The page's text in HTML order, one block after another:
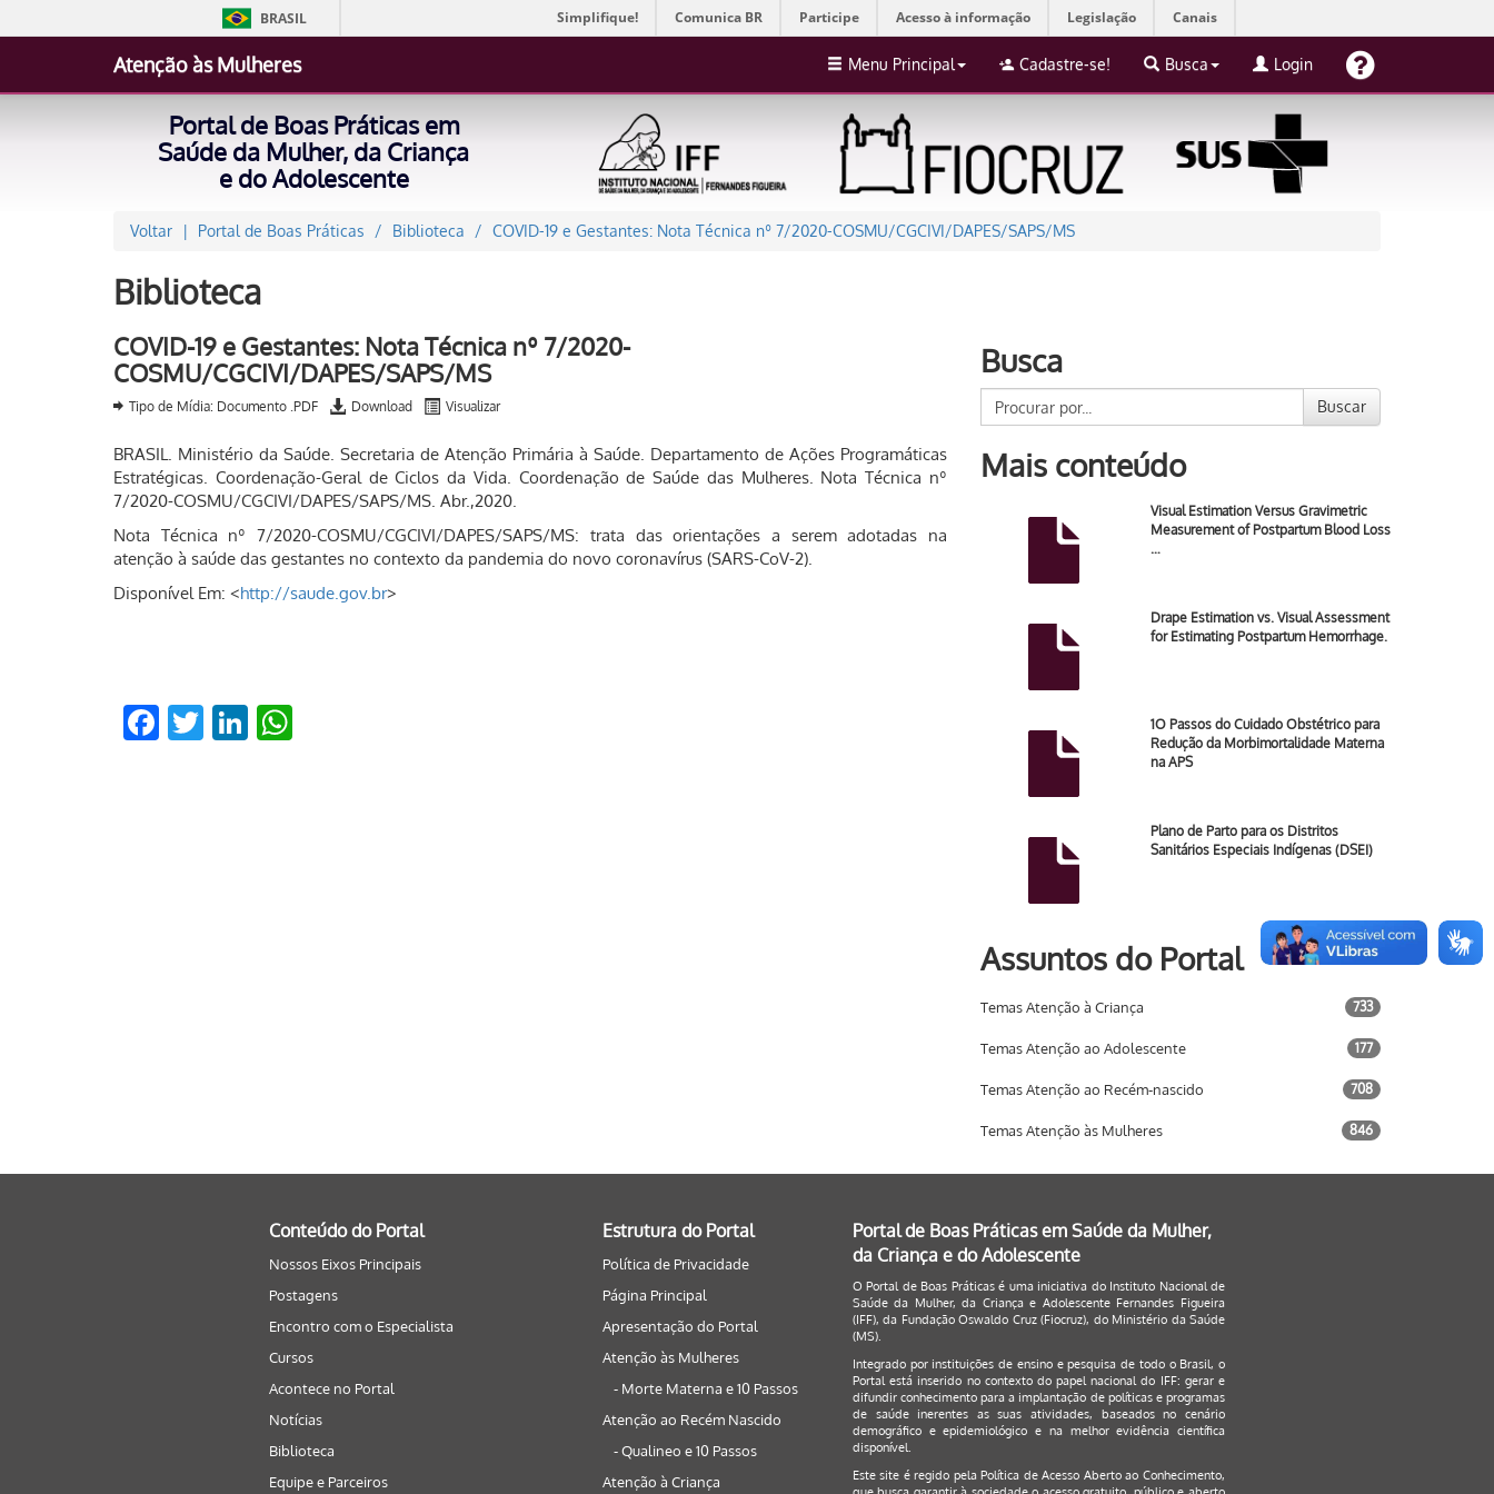
BRASIL Simplifique! Comunica BR Participe Acesso à informação Legislação Canais
Atenção às Mulheres Menu Principal Cadastre-se! Busca Login
Portal de Boas Práticas em
Saúde da Mulher, da Criança
e do Adolescente
Voltar Portal de Boas Práticas Biblioteca COVID-19 e Gestantes: Nota Técnica nº 7/2020-COSMU/CGCIVI/DAPES/SAPS/MS
Biblioteca
COVID-19 e Gestantes: Nota Técnica nº 7/2020-
COSMU/CGCIVI/DAPES/SAPS/MS
Tipo de Mídia: Documento .PDF Download Visualizar
BRASIL. Ministério da Saúde. Secretaria de Atenção Primária à Saúde. Departamento de Ações Programáticas
Estratégicas. Coordenação-Geral de Ciclos da Vida. Coordenação de Saúde das Mulheres. Nota Técnica nº
7/2020-COSMU/CGCIVI/DAPES/SAPS/MS. Abr.,2020.
Nota Técnica nº 7/2020-COSMU/CGCIVI/DAPES/SAPS/MS: trata das orientações a serem adotadas na
atenção à saúde das gestantes no contexto da pandemia do novo coronavírus (SARS-CoV-2).
Disponível Em: <http://saude.gov.br>
Facebook
TwitterLinkedIn
Busca
Buscar
Mais conteúdo
Visual Estimation Versus Gravimetric
Measurement of Postpartum Blood Loss
…
Drape Estimation vs. Visual Assessment
for Estimating Postpartum Hemorrhage.
1O Passos do Cuidado Obstétrico para
Redução da Morbimortalidade Materna
na APS
Plano de Parto para os Distritos
Sanitários Especiais Indígenas (DSEI)
Assuntos do Portal
Temas Atenção à Criança 733
Temas Atenção ao Adolescente 177
Temas Atenção ao Recém-nascido 708
Temas Atenção às Mulheres 846
Conteúdo do Portal
Nossos Eixos Principais
Postagens
Encontro com o Especialista
Cursos
Acontece no Portal
Notícias
Biblioteca
Equipe e Parceiros
Estrutura do Portal
Política de Privacidade
Página Principal
Apresentação do Portal
Atenção às Mulheres
- Morte Materna e 10 Passos
Atenção ao Recém Nascido
- Qualineo e 10 Passos
Atenção à Criança
Portal de Boas Práticas em Saúde da Mulher,
da Criança e do Adolescente
O Portal de Boas Práticas é uma iniciativa do Instituto Nacional de
Saúde da Mulher, da Criança e Adolescente Fernandes Figueira
(IFF), da Fundação Oswaldo Cruz (Fiocruz), do Ministério da Saúde
(MS).
Integrado por instituições de ensino e pesquisa de todo o Brasil, o
Portal está inserido no contexto do papel nacional do IFF: gerar e
difundir conhecimento para a implantação de políticas e programas
de saúde inerentes as suas atividades, baseados no cenário
demográfico e epidemiológico e na melhor evidência científica
disponível.
Este site é regido pelaPolítica de Acesso Aberto ao Conhecimento,